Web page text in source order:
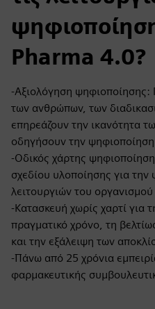
Pharma 4.0?
-Αξιολόγηση ψηφιοποίησης:
των ανθρώπων, των
επηρεάζουν την ικανότητα
οδηγήσουν την ψηφιοποίηση
-Οδικός χάρτης
σχεδίου υλοποίησης για
λειτουργιών του
-Κατασκευή χωρίς χαρτί για
πραγματικό χρόνο, τη
και την εξάλειψη των
-Πάνω από 25 χρόνια
φαρμακευτικής